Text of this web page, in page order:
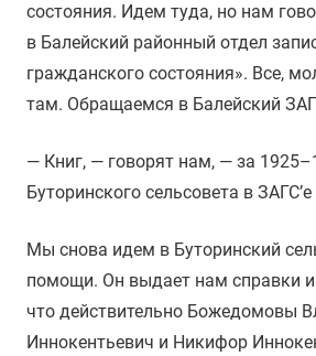
состояния. Идем туда, но нам
в Балейский районный отдел
гражданского состояния». Все,
там. Обращаемся в Балейский
— Книг, — говорят нам, — за
Буторинского сельсовета в ЗАГС’е
Мы снова идем в Буторинский
помощи. Он выдает нам справки и
что действительно Божедомовы
Иннокентьевич и Никифор